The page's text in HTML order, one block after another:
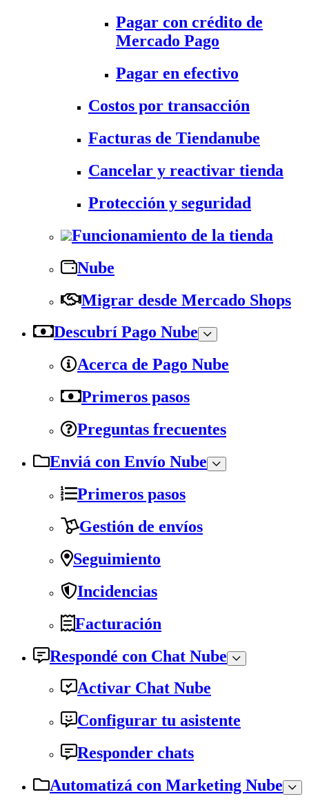
Pagar con crédito de
Mercado Pago
Pagar en efectivo
Costos por transacción
Facturas de Tiendanube
Cancelar y reactivar tienda
Protección y seguridad
Funcionamiento de la tienda
Nube
Migrar desde Mercado Shops
Descubrí Pago Nube
Acerca de Pago Nube
Primeros pasos
Preguntas frecuentes
Enviá con Envío Nube
Primeros pasos
Gestión de envíos
Seguimiento
Incidencias
Facturación
Respondé con Chat Nube
Activar Chat Nube
Configurar tu asistente
Responder chats
Automatizá con Marketing Nube